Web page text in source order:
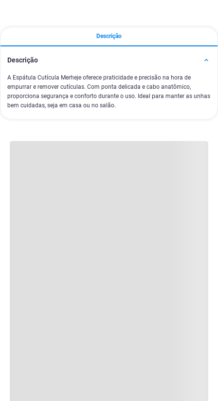
Descrição
Descrição
A Espátula Cutícula Merheje oferece praticidade e precisão na hora de
empurrar e remover cutículas. Com ponta delicada e cabo anatômico,
proporciona segurança e conforto durante o uso. Ideal para manter as unhas
bem cuidadas, seja em casa ou no salão.